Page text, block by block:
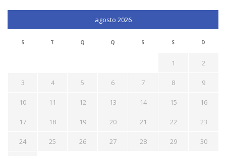
agosto 2026
S T Q Q S S D
1 2
3 4 5 6 7 8 9
10 11 12 13 14 15 16
17 18 19 20 21 22 23
24 25 26 27 28 29 30